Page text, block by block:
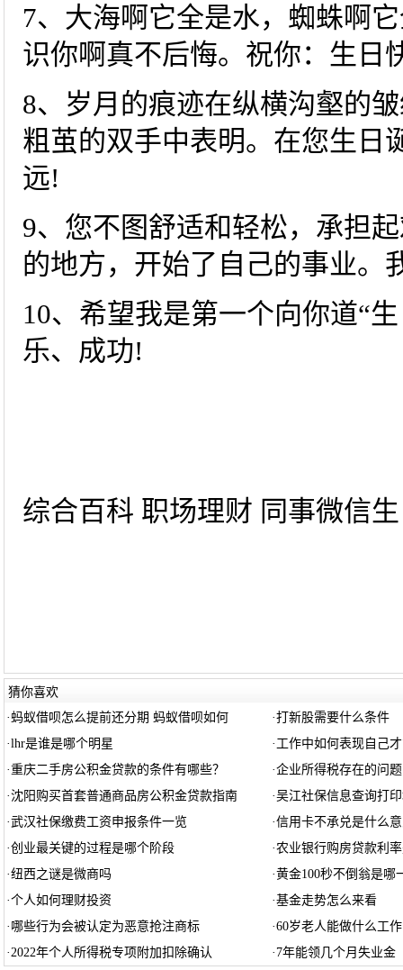
7、大海啊它全是水，蜘蛛啊
识你啊真不后悔。祝你：生日
8、岁月的痕迹在纵横沟壑的
粗茧的双手中表明。在您生日
远!
9、您不图舒适和轻松，承担
的地方，开始了自己的事业。
10、希望我是第一个向你道“
乐、成功!
综合百科 职场理财 同事微信
猜你喜欢
· 蚂蚁借呗怎么提前还分期 蚂蚁借呗如何 ·打新股需要什么条件
·lhr是谁是哪个明星 · 工作中如何表现自己
·重庆二手房公积金贷款的条件有哪些？ ·企业所得税存在的问题
·沈阳购买首套普通商品房公积金贷款指南 ·吴江社保信息查询打
·武汉社保缴费工资申报条件一览 ·信用卡不承兑是什么
·创业最关键的过程是哪个阶段 ·农业银行购房贷款利
·纽西之谜是微商吗 ·黄金100秒不倒翁是哪
·个人如何理财投资 ·基金走势怎么来看
· 哪些行为会被认定为恶意抢注商标 ·60岁老人能做什么工作
·2022年个人所得税专项附加扣除确认 · 7年能领几个月失业金